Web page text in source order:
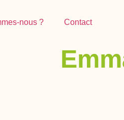
nous ? Contact